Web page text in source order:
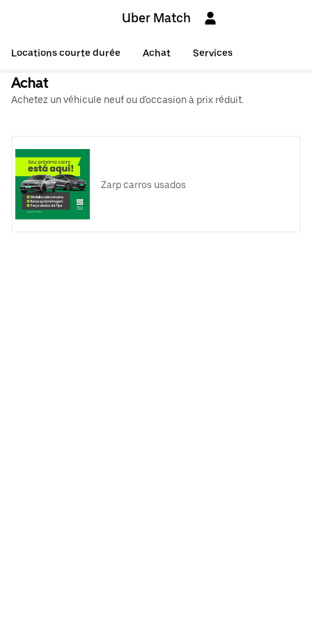
Uber Match
Locations courte durée Achat Services
Achat
Achetez un véhicule neuf ou d'occasion à prix réduit.
Zarp carros usados